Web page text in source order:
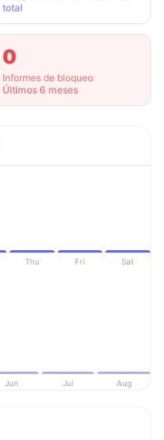
total
0
Informes de bloqueo
Últimos 6 meses
Thu Fri Sat
Jun Jul Aug